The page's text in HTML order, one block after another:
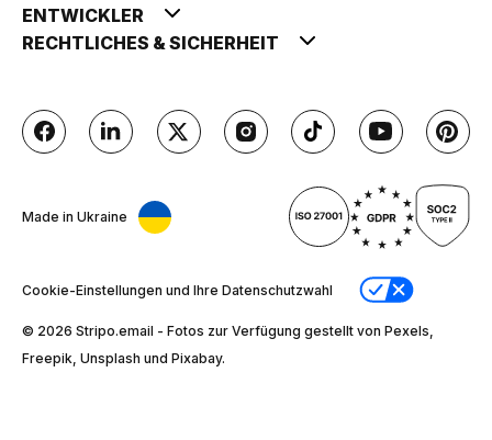
ENTWICKLER
RECHTLICHES & SICHERHEIT
Made in Ukraine
Cookie-Einstellungen und Ihre Datenschutzwahl
© 2026 Stripо.email - Fotos zur Verfügung gestellt von Pexels,
Freepik, Unsplash und Pixabay.